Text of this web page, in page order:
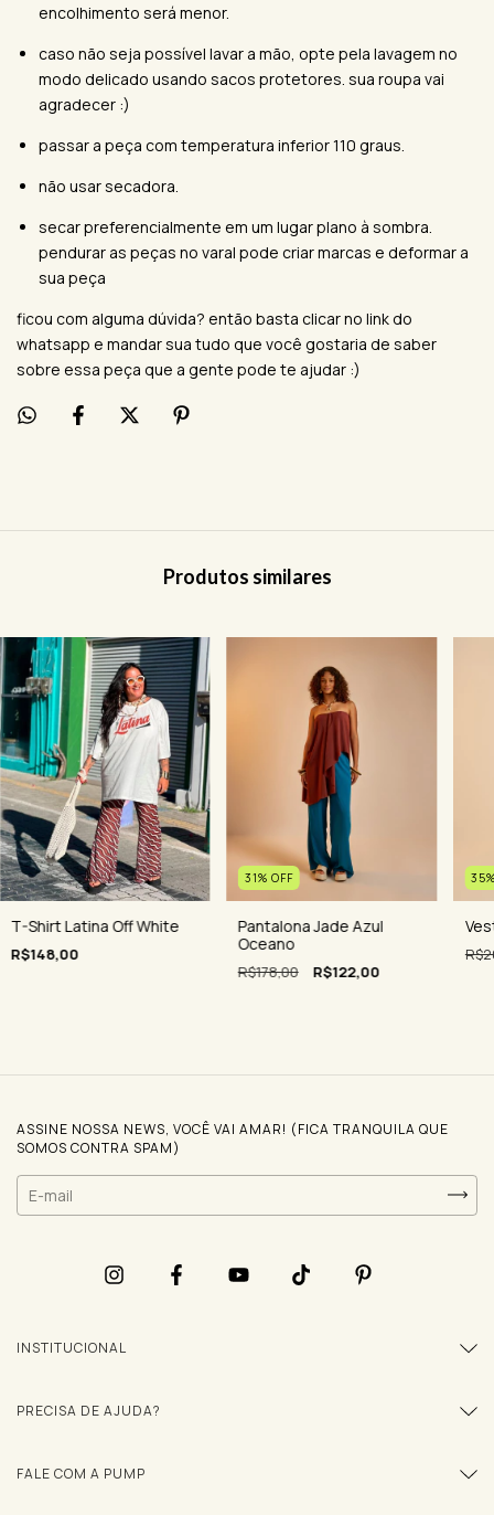
encolhimento será menor.
caso não seja possível lavar a mão, opte pela lavagem no
modo delicado usando sacos protetores. sua roupa vai
agradecer :)
passar a peça com temperatura inferior 110 graus.
não usar secadora.
secar preferencialmente em um lugar plano à sombra.
pendurar as peças no varal pode criar marcas e deformar a
sua peça
ficou com alguma dúvida? então basta clicar no link do
whatsapp e mandar sua tudo que você gostaria de saber
sobre essa peça que a gente pode te ajudar :)
Produtos similares
T-Shirt Latina Off White
R$148,00
31% OFF
Pantalona Jade Azul
Oceano
R$178,00 R$122,00
35
ASSINE NOSSA NEWS, VOCÊ VAI AMAR! (FICA TRANQUILA QUE
SOMOS CONTRA SPAM)
INSTITUCIONAL
PRECISA DE AJUDA?
FALE COM A PUMP